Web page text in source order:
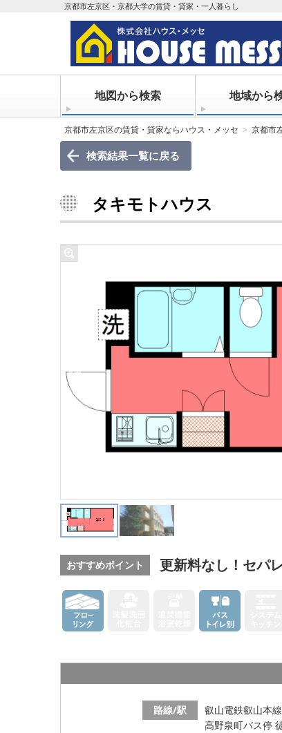
京都市左京区・京都大学の賃貸・貸家・一人暮らし
地図から検索 地域から
京都市左京区の賃貸・貸家ならハウス・メッセ 京都市
検索結果一覧に戻る
タキモトハウス
おすすめポイント 更新料なし！セパ
路線/駅
叡山電鉄叡山本
高野泉町バス停